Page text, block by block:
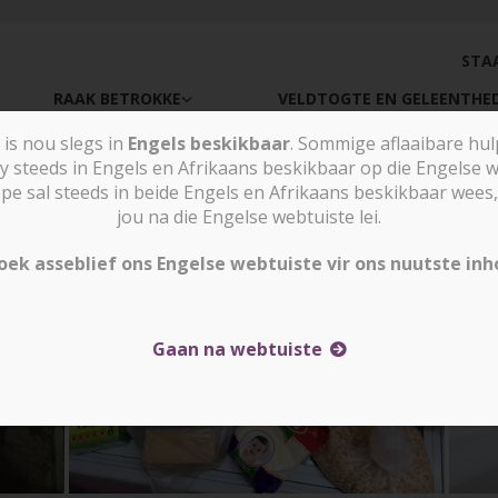
RAAK BETROKKE VELDTOGTE EN
in Sentraal-Asië die
nou slegs in Engels beskikbaar. Sommige aflaaibare
steeds in Engels en Afrikaans beskikbaar op die Engelse
sal steeds in beide Engels en Afrikaans beskikbaar
jou na die Engelse webtuiste lei.
asseblief ons Engelse webtuiste vir ons nuutste
Gaan na webtuiste